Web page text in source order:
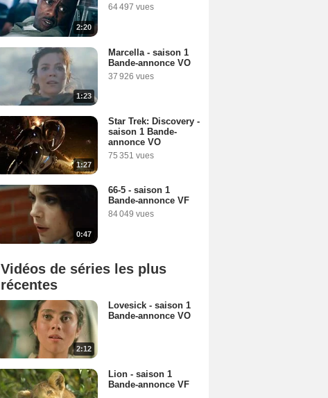
2:20
64 497 vues
1:23
Marcella - saison 1
Bande-annonce VO
37 926 vues
1:27
Star Trek: Discovery -
saison 1 Bande-
annonce VO
75 351 vues
0:47
66-5 - saison 1
Bande-annonce VF
84 049 vues
Vidéos de séries les plus
récentes
2:12
Lovesick - saison 1
Bande-annonce VO
Lion - saison 1
Bande-annonce VF